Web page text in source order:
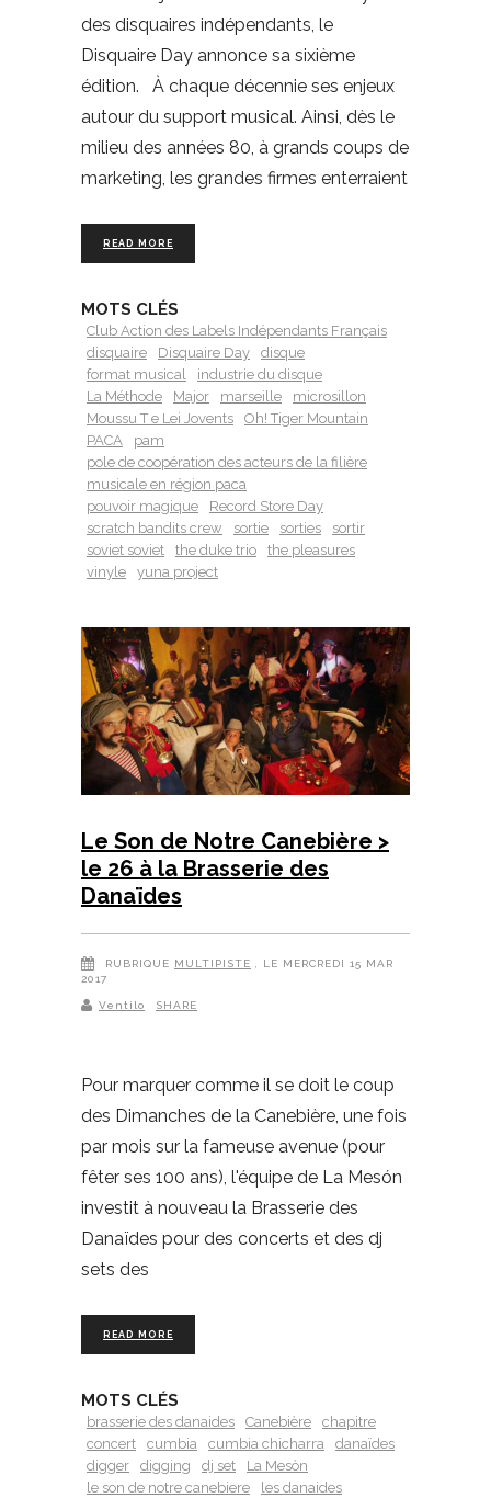
des disquaires indépendants, le
Disquaire Day annonce sa sixième
édition. À chaque décennie ses enjeux
autour du support musical. Ainsi, dès le
milieu des années 80, à grands coups de
marketing, les grandes firmes enterraient
READ MORE
MOTS CLÉS
Club Action des Labels Indépendants Français
disquaire
Disquaire Day
disque
format musical
industrie du disque
La Méthode
Major marseille
microsillon
Moussu T e Lei Jovents
Oh! Tiger Mountain
PACA
pam
pole de coopération des acteurs de la filière
musicale en région paca
pouvoir magique
Record Store Day
scratch bandits crew
sortie sorties
sortir
soviet soviet
the duke trio
the pleasures
vinyle
yuna project
Le Son de Notre Canebière >
le 26 à la Brasserie des
Danaïdes
RUBRIQUE MULTIPISTE
, LE MERCREDI 15 MAR
2017
Ventilo SHARE
Pour marquer comme il se doit le coup
des Dimanches de la Canebière, une fois
par mois sur la fameuse avenue (pour
fêter ses 100 ans), l'équipe de La Mesón
investit à nouveau la Brasserie des
Danaïdes pour des concerts et des dj
sets des
READ MORE
MOTS CLÉS
brasserie des danaides Canebière
chapitre
concert
cumbia cumbia chicharra
danaïdes
digger
digging dj set
La Mesòn
le son de notre canebiere
les danaides